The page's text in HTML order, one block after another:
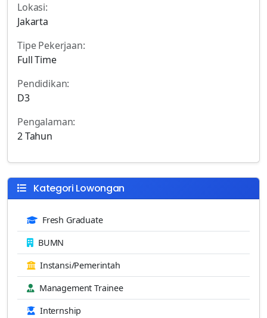
Lokasi:
Jakarta
Tipe Pekerjaan:
Full Time
Pendidikan:
D3
Pengalaman:
2 Tahun
Kategori Lowongan
Fresh Graduate
BUMN
Instansi/Pemerintah
Management Trainee
Internship